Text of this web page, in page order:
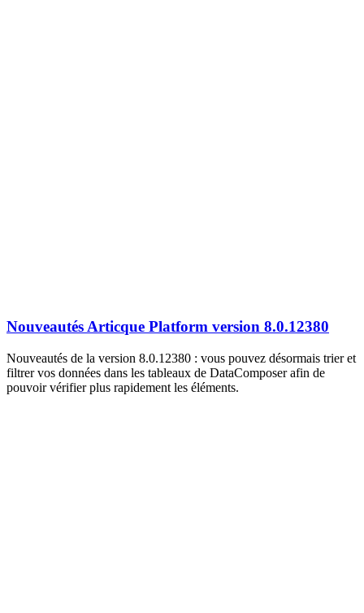
Nouveautés Articque Platform version 8.0.12380
Nouveautés de la version 8.0.12380 : vous pouvez désormais trier et
filtrer vos données dans les tableaux de DataComposer afin de
pouvoir vérifier plus rapidement les éléments.